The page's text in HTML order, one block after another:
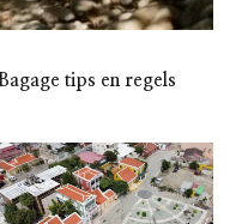
Bagage tips en regels